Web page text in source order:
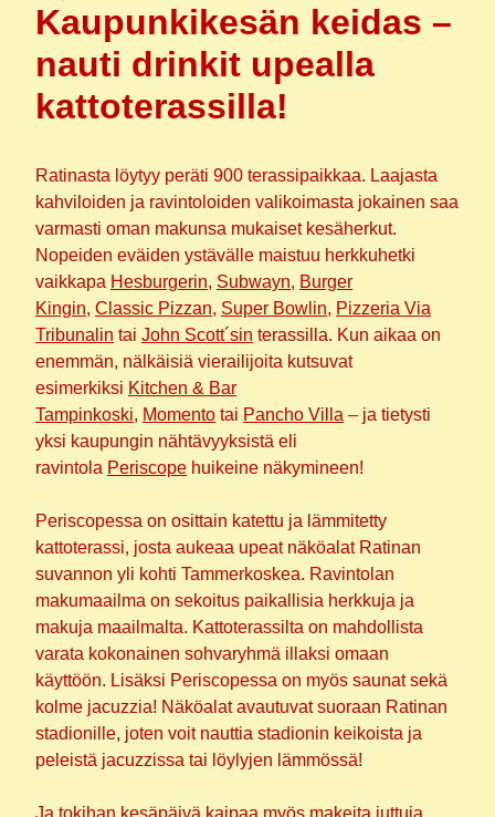
Kaupunkikesän keidas –
nauti drinkit upealla
kattoterassilla!
Ratinasta löytyy peräti 900 terassipaikkaa. Laajasta
kahviloiden ja ravintoloiden valikoimasta jokainen saa
varmasti oman makunsa mukaiset kesäherkut.
Nopeiden eväiden ystävälle maistuu herkkuhetki
vaikkapa Hesburgerin, Subwayn, Burger
Kingin, Classic Pizzan, Super Bowlin, Pizzeria Via
Tribunalin tai John Scott´sin terassilla. Kun aikaa on
enemmän, nälkäisiä vierailijoita kutsuvat
esimerkiksi Kitchen & Bar
Tampinkoski, Momento tai Pancho Villa – ja tietysti
yksi kaupungin nähtävyyksistä eli
ravintola Periscope huikeine näkymineen!
Periscopessa on osittain katettu ja lämmitetty
kattoterassi, josta aukeaa upeat näköalat Ratinan
suvannon yli kohti Tammerkoskea. Ravintolan
makumaailma on sekoitus paikallisia herkkuja ja
makuja maailmalta. Kattoterassilta on mahdollista
varata kokonainen sohvaryhmä illaksi omaan
käyttöön. Lisäksi Periscopessa on myös saunat sekä
kolme jacuzzia! Näköalat avautuvat suoraan Ratinan
stadionille, joten voit nauttia stadionin keikoista ja
peleistä jacuzzissa tai löylyjen lämmössä!
Ja tokihan kesäpäivä kaipaa myös makeita juttuja.